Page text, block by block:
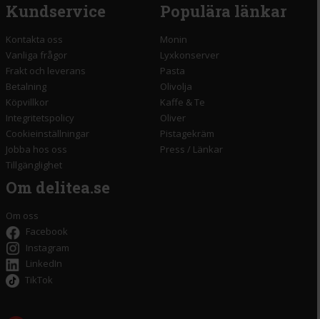
Kundservice
Kontakta oss
Vanliga frågor
Frakt och leverans
Betalning
Köpvillkor
Integritetspolicy
Cookieinställningar
Jobba hos oss
Tillgänglighet
Populära länkar
Monin
Lyxkonserver
Pasta
Olivolja
Kaffe & Te
Oliver
Pistagekräm
Press / Länkar
Om delitea.se
Om oss
Facebook
Instagram
LinkedIn
TikTok